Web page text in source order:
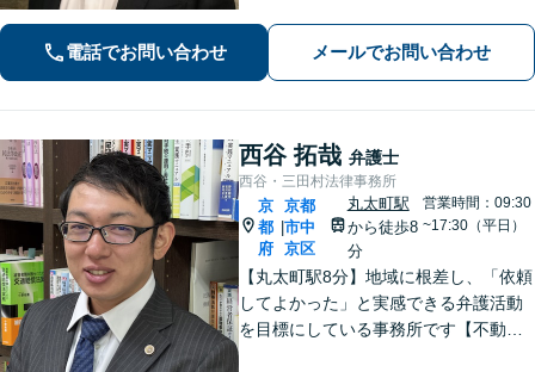
電話でお問い合わせ メールでお問い合わせ
西谷 拓哉 弁護士
西谷・三田村法律事務所
京
都
府
京都
市中
京区
丸太町駅
から徒歩8
分
営業時間：09:30
~17:30（平日）
【丸太町駅8分】地域に根差し、「依頼
してよかった」と実感できる弁護活動
を目標にしている事務所です【不動